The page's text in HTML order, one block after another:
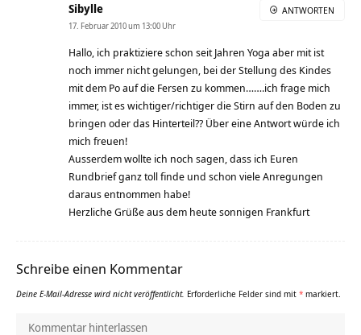
Sibylle
17. Februar 2010 um 13:00 Uhr
Hallo, ich praktiziere schon seit Jahren Yoga aber mit ist
noch immer nicht gelungen, bei der Stellung des Kindes
mit dem Po auf die Fersen zu kommen…….ich frage mich
immer, ist es wichtiger/richtiger die Stirn auf den Boden zu
bringen oder das Hinterteil?? Über eine Antwort würde ich
mich freuen!
Ausserdem wollte ich noch sagen, dass ich Euren
Rundbrief ganz toll finde und schon viele Anregungen
daraus entnommen habe!
Herzliche Grüße aus dem heute sonnigen Frankfurt
ANTWORTEN
Schreibe einen Kommentar
Deine E-Mail-Adresse wird nicht veröffentlicht. Erforderliche Felder sind mit * markiert.